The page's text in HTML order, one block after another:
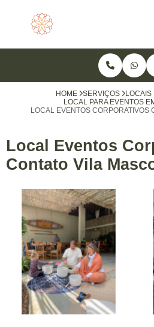
HOME SERVIÇOS
LOCAIS
LOCAL PARA EVENTOS
LOCAL EVENTOS CORPORATIVOS
Local Eventos
Contato Vila